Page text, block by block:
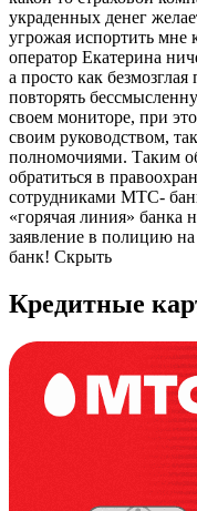
украденных денег
угрожая испортить
оператор Екатерина
а просто как
повторять
своем мониторе, при
своим руководством,
полномочиями. Таким
обратиться в
сотрудниками МТС-
«горячая линия» банка
заявление в полицию
банк! Скрыть
Кредитные